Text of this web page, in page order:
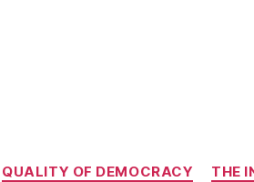
Categories
QUALITY OF DEMOCRACY THE